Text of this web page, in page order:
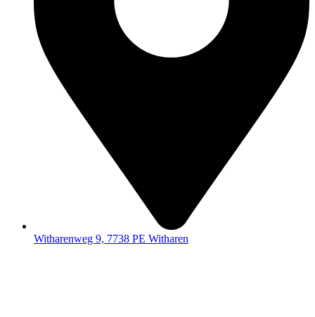
Witharenweg 9, 7738 PE Witharen